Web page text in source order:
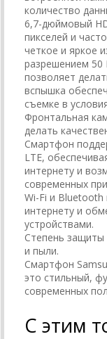
количество
6,7-дюймовый
пикселей и
четкое и яркое
разрешением
позволяет
вспышка
съемке в
Фронтальная
делать
Смартфон
LTE,
интернету и
современных
Wi-Fi и Bluetooth
интернету и
устройствами.
Степень защиты
и пыли.
Смартфон
это стильный,
современных
С этим